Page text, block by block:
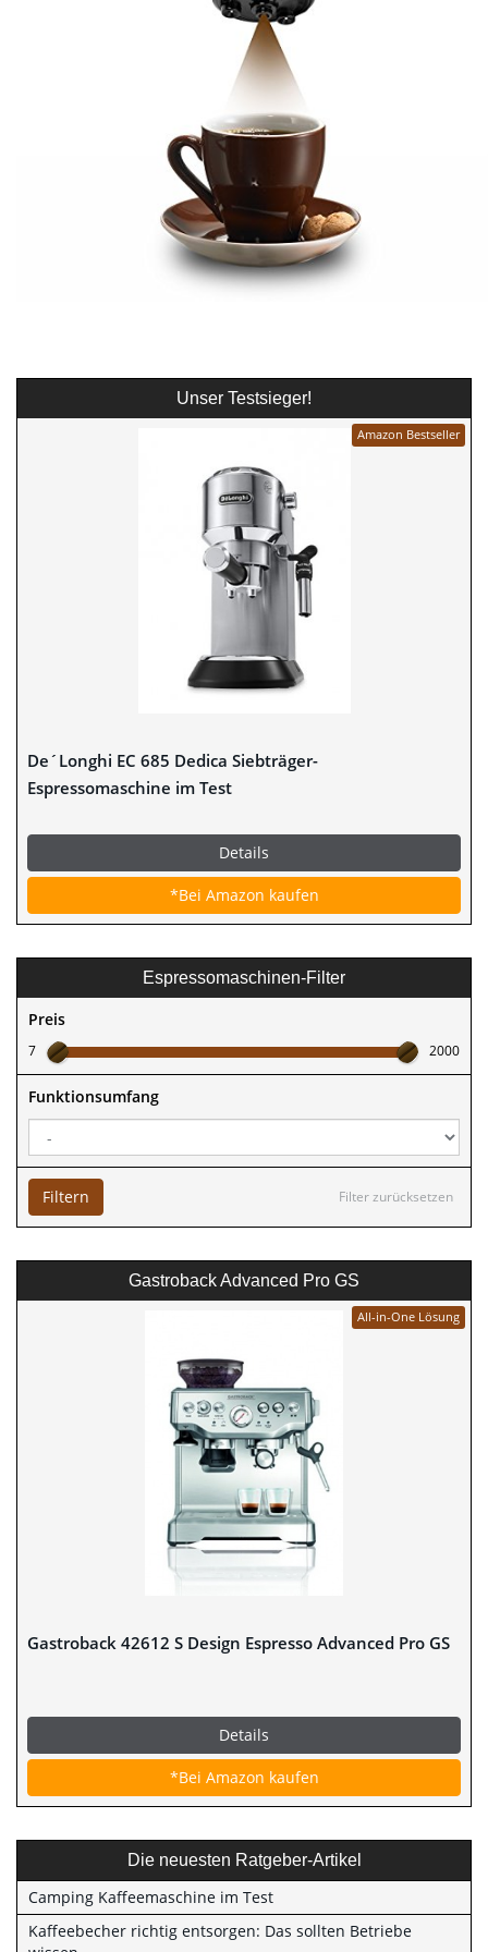
Unser Testsieger!
Amazon Bestseller
De´Longhi EC 685 Dedica Siebträger-
Espressomaschine im Test
Details
*Bei Amazon kaufen
Espressomaschinen-Filter
Preis
7 2000
Funktionsumfang
Filter zurücksetzen
Filtern
Gastroback Advanced Pro GS
All-in-One Lösung
Gastroback 42612 S Design Espresso Advanced Pro GS
Details
*Bei Amazon kaufen
Die neuesten Ratgeber-Artikel
Camping Kaffeemaschine im Test
Kaffeebecher richtig entsorgen: Das sollten Betriebe